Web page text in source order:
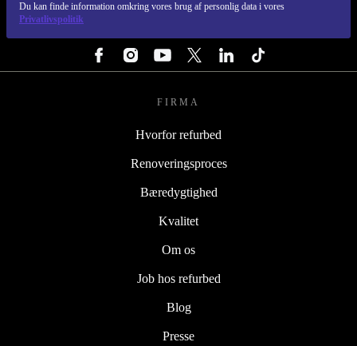
Du kan finde information omkring vores brug af personlig data i vores
Privatlivspolitik
FIRMA
Hvorfor refurbed
Renoveringsproces
Bæredygtighed
Kvalitet
Om os
Job hos refurbed
Blog
Presse